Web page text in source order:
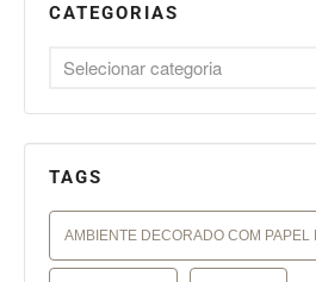
CATEGORIAS
TAGS
AMBIENTE DECORADO COM PAPEL